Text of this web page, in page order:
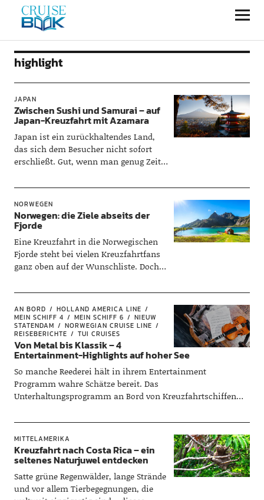
CRUISEBOOK
highlight
JAPAN
Zwischen Sushi und Samurai – auf
Japan-Kreuzfahrt mit Azamara
Japan ist ein zurückhaltendes Land,
das sich dem Besucher nicht sofort
erschließt. Gut, wenn man genug Zeit
auf…
NORWEGEN
Norwegen: die Ziele abseits der
Fjorde
Eine Kreuzfahrt in die Norwegischen
Fjorde steht bei vielen Kreuzfahrtfans
ganz oben auf der Wunschliste. Doch
Ein…
AN BORD
HOLLAND AMERICA LINE
MEIN SCHIFF 4
MEIN SCHIFF 6
NIEUW
STATENDAM
NORWEGIAN CRUISE LINE
REISEBERICHTE
TUI CRUISES
Von Metal bis Klassik – 4
Entertainment-Highlights auf hoher See
So manche Reederei hält in ihrem Entertainment
Programm wahre Schätze bereit. Das
Unterhaltungsprogramm an Bord von Kreuzfahrtschiffen
bis hin zu Themenkreuzfahrten. Wir werfen einen Blick auf
MITTELAMERIKA
Kreuzfahrt nach Costa Rica – ein
seltenes Naturjuwel entdecken
Satte grüne Regenwälder, lange Strände
und vor allem Tierbegegnungen, die